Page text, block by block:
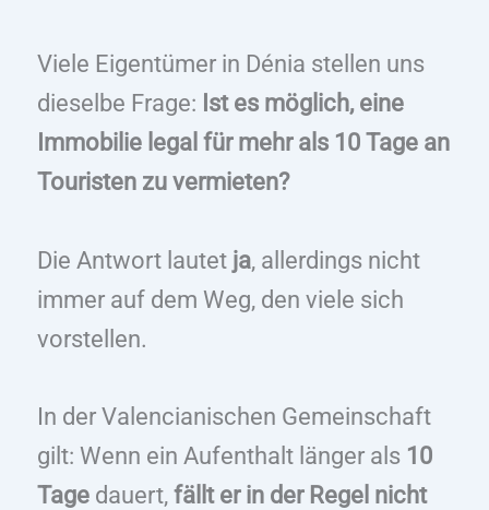
Viele Eigentümer in Dénia stellen uns
dieselbe Frage: Ist es möglich, eine
Immobilie legal für mehr als 10 Tage an
Touristen zu vermieten?
Die Antwort lautet ja, allerdings nicht
immer auf dem Weg, den viele sich
vorstellen.
In der Valencianischen Gemeinschaft
gilt: Wenn ein Aufenthalt länger als 10
Tagedauert, fällt er in der Regel nicht